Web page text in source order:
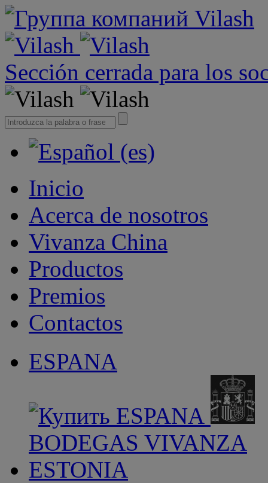
Sección cerrada para los
Inicio
Acerca de nosotros
Vivanza China
Productos
Premios
Contactos
ESPANA
BODEGAS VIVANZA
ESTONIA